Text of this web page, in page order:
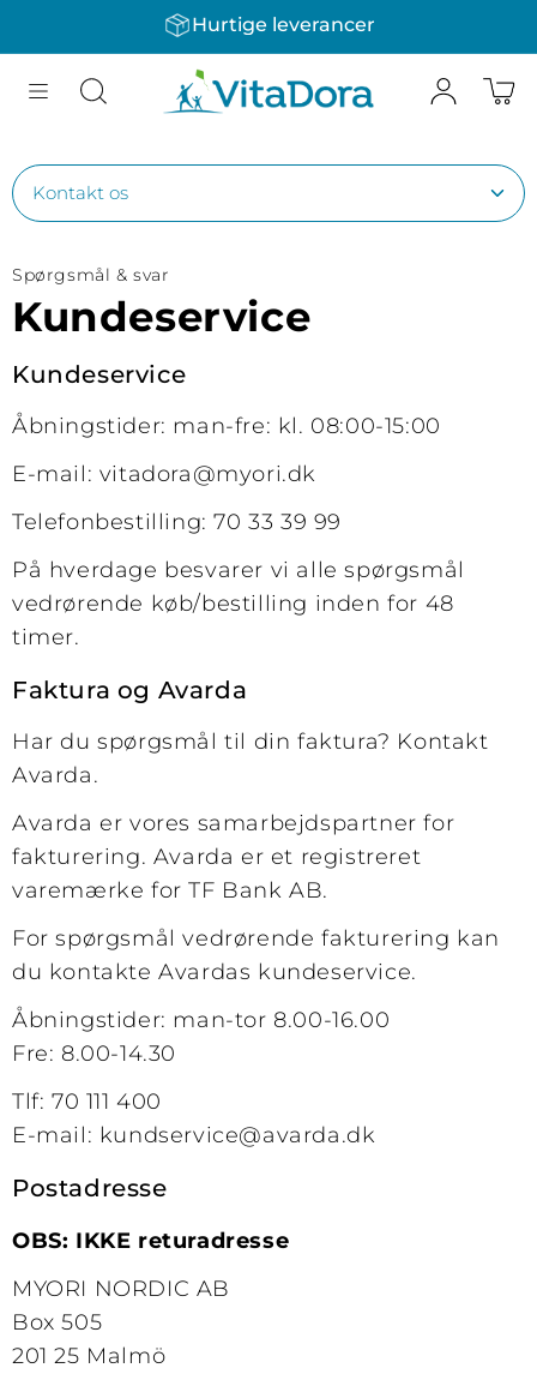
Hurtige leverancer
Informationsmeny
Spørgsmål & svar
Kundeservice
Kundeservice
Åbningstider: man-fre: kl. 08:00-15:00
E-mail: vitadora@myori.dk
Telefonbestilling: 70 33 39 99
På hverdage besvarer vi alle spørgsmål
vedrørende køb/bestilling inden for 48
timer.
Faktura og Avarda
Har du spørgsmål til din faktura? Kontakt
Avarda.
Avarda er vores samarbejdspartner for
fakturering. Avarda er et registreret
varemærke for TF Bank AB.
For spørgsmål vedrørende fakturering kan
du kontakte Avardas kundeservice.
Åbningstider: man-tor 8.00-16.00
Fre: 8.00-14.30
Tlf: 70 111 400
E-mail: kundservice@avarda.dk
Postadresse
OBS: IKKE returadresse
MYORI NORDIC AB
Box 505
201 25 Malmö